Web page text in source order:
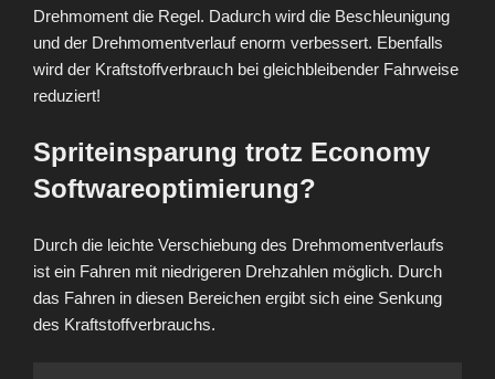
Drehmoment die Regel. Dadurch wird die Beschleunigung
und der Drehmomentverlauf enorm verbessert. Ebenfalls
wird der Kraftstoffverbrauch bei gleichbleibender Fahrweise
reduziert!
Spriteinsparung trotz Economy
Softwareoptimierung?
Durch die leichte Verschiebung des Drehmomentverlaufs
ist ein Fahren mit niedrigeren Drehzahlen möglich. Durch
das Fahren in diesen Bereichen ergibt sich eine Senkung
des Kraftstoffverbrauchs.